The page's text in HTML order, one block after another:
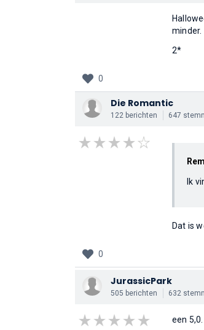
minder.
2*
0
Die Romantic
122 berichten 647
Ik
Dat is
0
JurassicPark
505 berichten 632
een